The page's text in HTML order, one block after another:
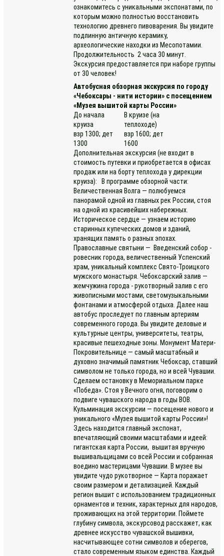
ознакомитесь с уникальными экспонатами, по
которым можно полностью восстановить
технологию древнего пивоварения. Вы увидите
подлинную античную керамику,
археологические находки из Месопотамии.
Продолжительность 2 часа 30 минут.
Экскурсия предоставляется при наборе группы
от 30 человек!
Автобусная обзорная экскурсия по городу
«Чебоксары - нити истории» с посещением
«Музея вышитой карты России»
До начала
круиза
взр 1300; дет
1300
В круизе (на
теплоходе)
взр 1600; дет
1600
Дополнительная экскурсия (не входит в
стоимость путевки и приобретается в офисах
продаж или на борту теплохода у дирекции
круиза): В программе обзорной части:
Величественная Волга — полюбуемся
панорамой одной из главных рек России, стоя
на одной из красивейших набережных.
Историческое сердце — узнаем историю
старинных купеческих домов и зданий,
хранящих память о разных эпохах.
Православные святыни — Введенский собор -
ровесник города, величественный Успенский
храм, уникальный комплекс Свято-Троицкого
мужского монастыря. Чебоксарский залив —
жемчужина города - рукотворный залив с его
живописными мостами, светомузыкальными
фонтанами и атмосферой отдыха. Далее наш
автобус проследует по главным артериям
современного города. Вы увидите деловые и
культурные центры, университеты, театры,
красивые пешеходные зоны. Монумент Матери-
Покровительнице — самый масштабный и
духовно значимый памятник Чебоксар, ставший
символом не только города, но и всей Чувашии.
Сделаем остановку в Мемориальном парке
«Победа». Стоя у Вечного огня, поговорим о
подвиге чувашского народа в годы ВОВ.
Кульминация экскурсии — посещение нового и
уникального «Музея вышитой карты России»!
Здесь находится главный экспонат,
впечатляющий своими масштабами и идеей:
гигантская карта России, вышитая вручную
вышивальщицами со всей России и собранная
воедино мастерицами Чувашии. В музее вы
увидите чудо рукотворное — Карта поражает
своим размером и детализацией. Каждый
регион вышит с использованием традиционных
орнаментов и техник, характерных для народов,
проживающих на этой территории. Поймете
глубину символа, экскурсовод расскажет, как
древнее искусство чувашской вышивки,
насчитывающее сотни символов и оберегов,
стало современным языком единства. Каждый